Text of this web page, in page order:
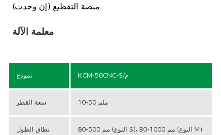
معلمة الآلة
نموذج KCM-50CNC-S/م
سعة القطر 10-50 ملم
نطاق الطول 80-500 مم (النوع S)، 80-1000 مم (النوع M)